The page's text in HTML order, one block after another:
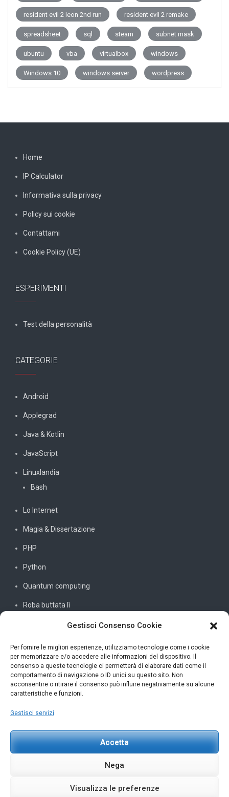
Gestisci Consenso Cookie
Per fornire le migliori esperienze, utilizziamo tecnologie come i cookie
per memorizzare e/o accedere alle informazioni del dispositivo. Il
consenso a queste tecnologie ci permetterà di elaborare dati come il
comportamento di navigazione o ID unici su questo sito. Non
acconsentire o ritirare il consenso può influire negativamente su alcune
caratteristiche e funzioni.
Gestisci servizi
Accetta
Nega
Visualizza le preferenze
resident evil 2 leon 2nd run resident evil 2 remake
spreadsheet sql steam subnet mask
ubuntu vba virtualbox windows
Windows 10 windows server wordpress
Home
IP Calculator
Informativa sulla privacy
Policy sui cookie
Contattami
Cookie Policy (UE)
ESPERIMENTI
Test della personalità
CATEGORIE
Android
Applegrad
Java & Kotlin
JavaScript
Linuxlandia
Bash
Lo Internet
Magia & Dissertazione
PHP
Python
Quantum computing
Roba buttata lì
Windowssiamo
C#
INFORMAZIONI UTILI